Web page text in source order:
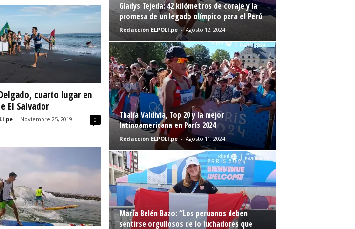
cuarto lugar en
El Salvador
- Noviembre 25, 2019 0
Gladys Tejeda: 42 kilómetros de coraje y la
promesa de un legado olímpico para el Perú
Redacción ELPOLI.pe - Agosto 12, 2024
Thalía Valdivia, Top 20 y la mejor
latinoamericana en París 2024
Redacción ELPOLI.pe - Agosto 11, 2024
María Belén Bazo: “Los peruanos deben
sentirse orgullosos de lo luchadores que